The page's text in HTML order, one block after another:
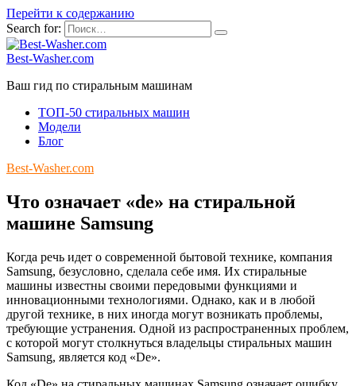
Перейти к содержанию
Search for:
Best-Washer.com
Ваш гид по стиральным машинам
ТОП-50 стиральных машин
Модели
Блог
Best-Washer.com
Что означает «de» на стиральной
машине Samsung
Когда речь идет о современной бытовой технике, компания
Samsung, безусловно, сделала себе имя. Их стиральные
машины известны своими передовыми функциями и
инновационными технологиями. Однако, как и в любой
другой технике, в них иногда могут возникать проблемы,
требующие устранения. Одной из распространенных проблем,
с которой могут столкнуться владельцы стиральных машин
Samsung, является код «De».